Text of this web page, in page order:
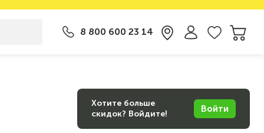
8 800 600 23 14
Хотите больше
скидок? Войдите!
Войти